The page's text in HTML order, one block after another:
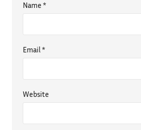
Name *
Email *
Website